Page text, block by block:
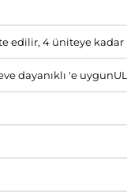
edilir, 4 üniteye kadar
dayanıklı 'e